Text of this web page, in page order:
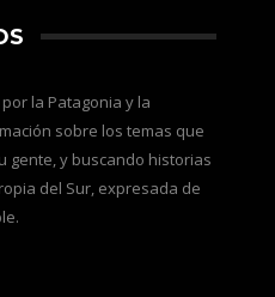
la Patagonia y la
sobre los temas que
gente, y buscando historias
del Sur, expresada de